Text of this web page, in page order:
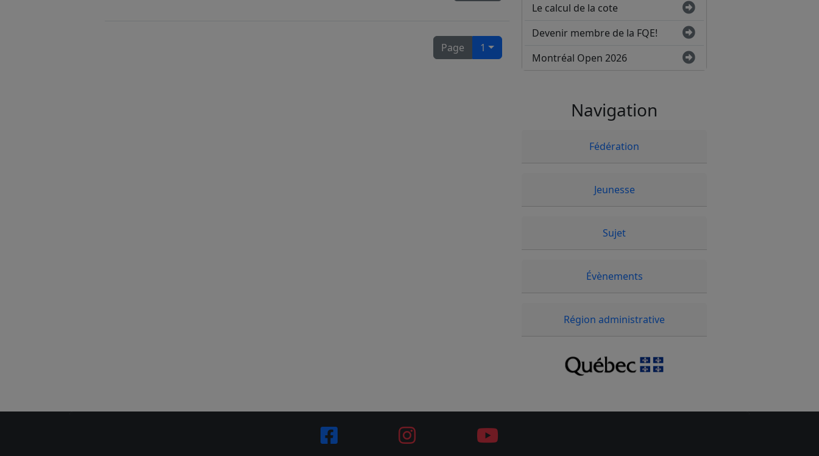
Page 1
Le calcul de la cote
Devenir membre de la FQE!
Montréal Open 2026
Navigation
Fédération
Jeunesse
Sujet
Évènements
Région administrative